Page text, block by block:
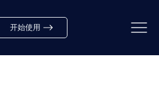
开始使用